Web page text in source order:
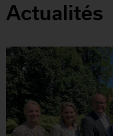
Actualités